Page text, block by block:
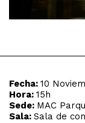
Fecha: 10
Hora: 15h
Sede: MAC
Sala: Sala de